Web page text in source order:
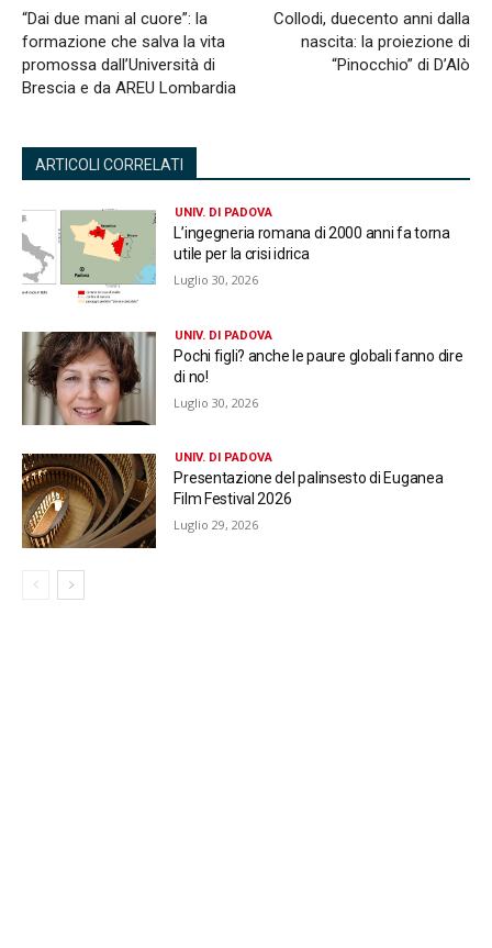
“Dai due mani al cuore”: la
formazione che salva la vita
promossa dall’Università di
Brescia e da AREU Lombardia
Collodi, duecento anni dalla
nascita: la proiezione di
“Pinocchio” di D’Alò
ARTICOLI CORRELATI
UNIV. DI PADOVA
L’ingegneria romana di 2000 anni fa torna
utile per la crisi idrica
Luglio 30, 2026
UNIV. DI PADOVA
Pochi figli? anche le paure globali fanno dire
di no!
Luglio 30, 2026
UNIV. DI PADOVA
Presentazione del palinsesto di Euganea
Film Festival 2026
Luglio 29, 2026